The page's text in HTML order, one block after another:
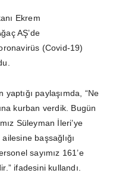
Ekrem
AŞ’de
(Covid-19)
paylaşımda, “Ne
kurban verdik. Bugün
Süleyman İleri’ye
başsağlığı
sayımız 161’e
ifadesini kullandı.